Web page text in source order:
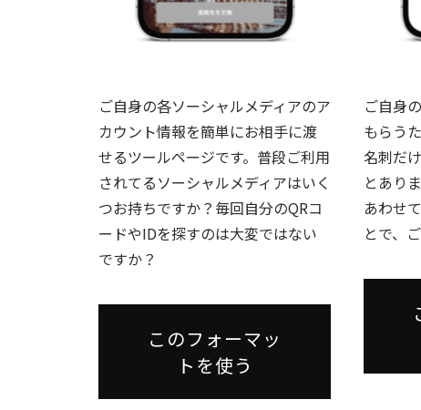
ご自身の各ソーシャルメディアのア
カウント情報を簡単にお相手に渡
せるツールページです。普段ご利用
されてるソーシャルメディアはいく
つお持ちですか？毎回自分のQRコ
ードやIDを探すのは大変ではない
ですか？
このフォーマッ
トを使う
ご自身
もらう
名刺だ
とあり
あわせ
とで、